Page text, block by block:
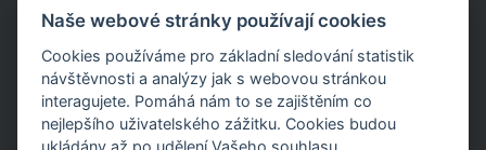
O družstvu
Naše prodejny
Pracovní místa
Aktuality
Uzavřené prodejny
Stažení výrobku
Naše webové stránky používají cookies
Cookies používáme pro základní sledování statistik
návštěvnosti a analýzy jak s webovou stránkou
interagujete. Pomáhá nám to se zajištěním co
nejlepšího uživatelského zážitku. Cookies budou
ukládány až po udělení Vašeho souhlasu.